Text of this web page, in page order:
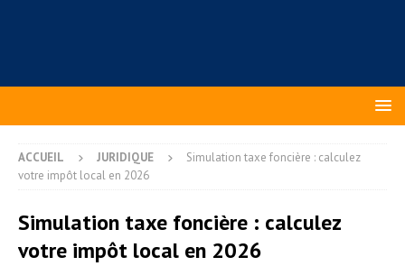
ACCUEIL JURIDIQUE
Simulation taxe foncière : calculez
votre impôt local en 2026
Simulation taxe foncière : calculez
votre impôt local en 2026